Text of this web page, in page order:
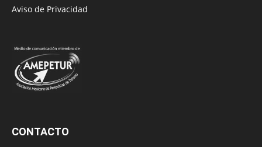
Aviso de Privacidad
CONTACTO